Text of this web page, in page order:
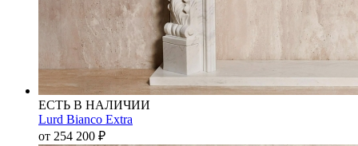
ЕСТЬ В НАЛИЧИИ
Lurd Bianco Extra
от 254 200 ₽